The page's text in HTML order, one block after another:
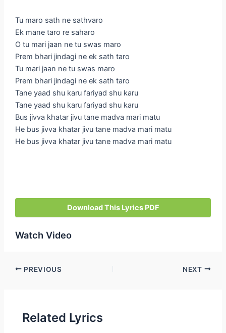
Tu maro sath ne sathvaro
Ek mane taro re saharo
O tu mari jaan ne tu swas maro
Prem bhari jindagi ne ek sath taro
Tu mari jaan ne tu swas maro
Prem bhari jindagi ne ek sath taro
Tane yaad shu karu fariyad shu karu
Tane yaad shu karu fariyad shu karu
Bus jivva khatar jivu tane madva mari matu
He bus jivva khatar jivu tane madva mari matu
He bus jivva khatar jivu tane madva mari matu
Download This Lyrics PDF
Watch Video
Post
PREVIOUS NEXT
Related Lyrics